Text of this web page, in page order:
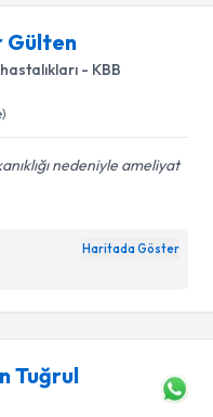
Gülten
- KBB
nedeniyle ameliyat
Haritada Göster
Tuğrul